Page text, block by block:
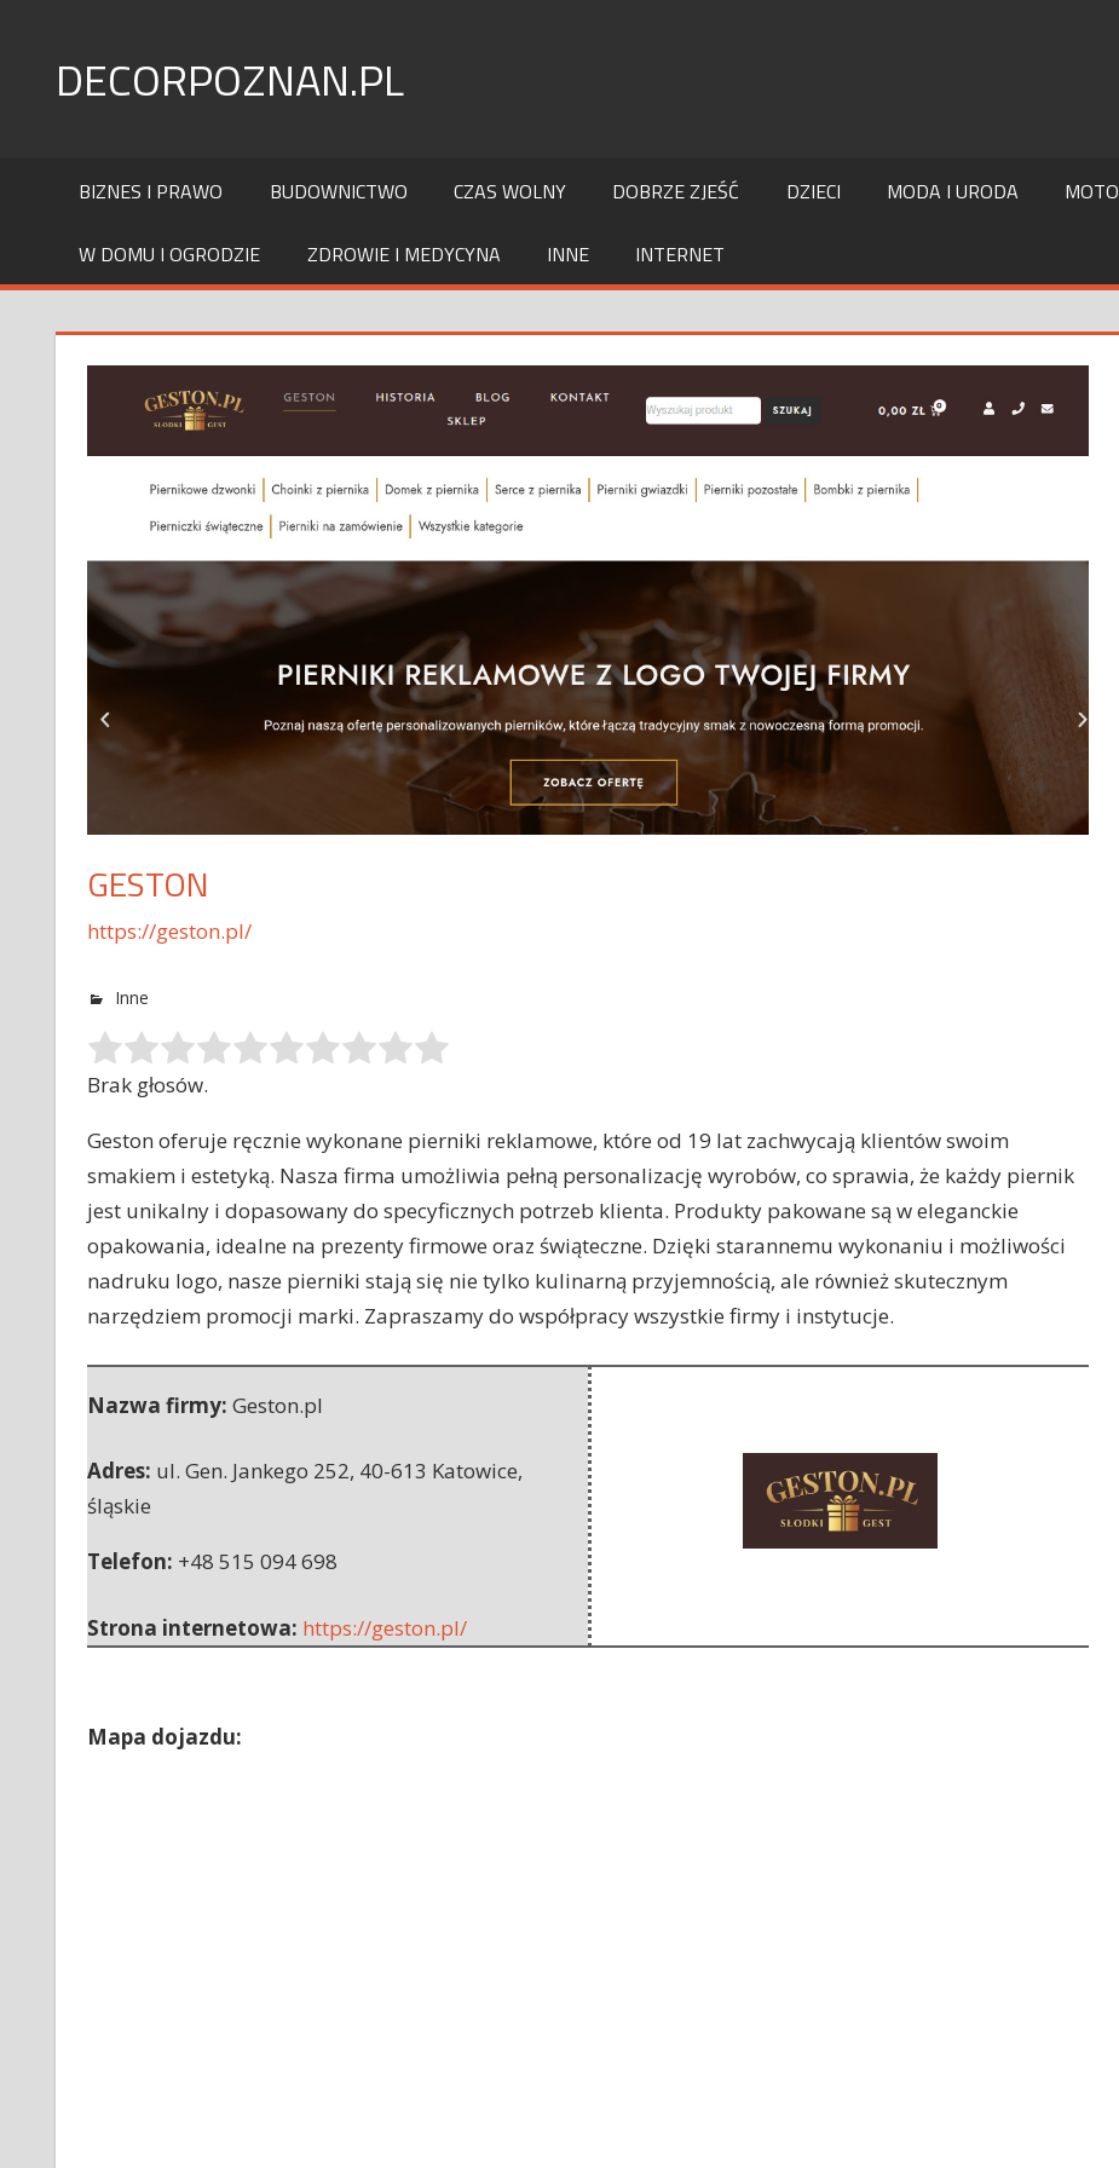
contentDECORPOZNAN.PL
BIZNES I PRAWO BUDOWNICTWO CZAS WOLNY DOBRZE ZJEŚĆ DZIECI MODA I URODA MOTO
W DOMU I OGRODZIE ZDROWIE I MEDYCYNA INNE INTERNET
GESTON
https://geston.pl/
Inne
Brak głosów.
Geston oferuje ręcznie wykonane pierniki reklamowe, które od 19 lat zachwycają klientów swoim
smakiem i estetyką. Nasza firma umożliwia pełną personalizację wyrobów, co sprawia, że każdy piernik
jest unikalny i dopasowany do specyficznych potrzeb klienta. Produkty pakowane są w eleganckie
opakowania, idealne na prezenty firmowe oraz świąteczne. Dzięki starannemu wykonaniu i możliwości
nadruku logo, nasze pierniki stają się nie tylko kulinarną przyjemnością, ale również skutecznym
narzędziem promocji marki. Zapraszamy do współpracy wszystkie firmy i instytucje.
Nazwa firmy: Geston.pl
Adres: ul. Gen. Jankego 252, 40-613 Katowice,
śląskie
Telefon: +48 515 094 698
Strona internetowa: https://geston.pl/
Mapa dojazdu: